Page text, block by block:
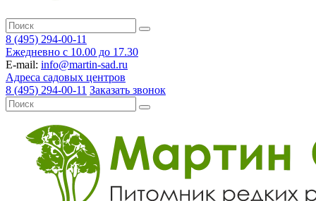
8 (495) 294-00-11
Ежедневно с 10.00 до 17.30
E-mail: info@martin-sad.ru
Адреса садовых центров
8 (495) 294-00-11 Заказать звонок